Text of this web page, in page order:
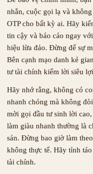
nhắn, cuộc gọi lạ và
OTP cho bất kỳ ai. Hãy
tin cậy và báo cáo ngay
hiệu lừa đảo. Đừng để sự
Bên cạnh mạo danh kẻ
tư tài chính kiếm lời siêu
Hãy nhớ rằng, không có
nhanh chóng mà không
mời gọi đầu tư sinh lời
làm giàu nhanh thường là
sản. Đừng bao giờ làm
không thực tế. Hãy tỉnh
tài chính.